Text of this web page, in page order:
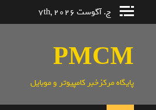
ج. آگوست 7th, 2026
PMCM
پایگاه مرکزخبر کامپیوتر و موبایل